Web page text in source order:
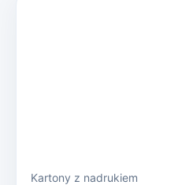
Kartony z nadrukiem